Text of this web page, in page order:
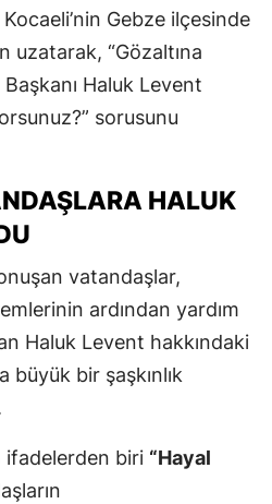
Gebze ilçesinde
uzatarak, “Gözaltına
Haluk Levent
sorusunu
HALUK
vatandaşlar,
ardından yardım
Haluk Levent hakkındaki
büyük bir şaşkınlık
ifadelerden biri “Hayal